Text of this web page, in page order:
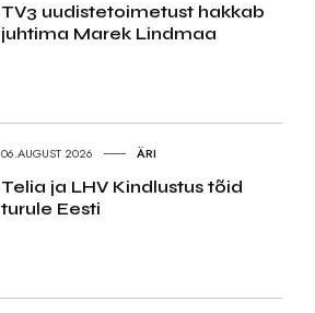
TV3 uudistetoimetust hakkab
juhtima Marek Lindmaa
06.AUGUST 2026 ÄRI
Telia ja LHV Kindlustus tõid
turule Eesti